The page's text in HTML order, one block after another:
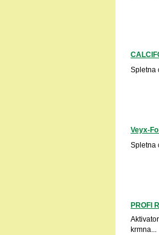
Spletna
Veyx-
Spletna
PROFI
krmna...